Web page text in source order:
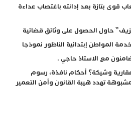
ألعاب قوى بتازة بعد إدانته باغتصاب عداءة
حاول الحصول على وثائق قضائية
المواطن إبتدائية الناظور نموذجا
مع الاستاذ حاجي .
وشيكة؟ أحكام نافذة، رسوم
تهدد هيبة القانون وأمن التعمير